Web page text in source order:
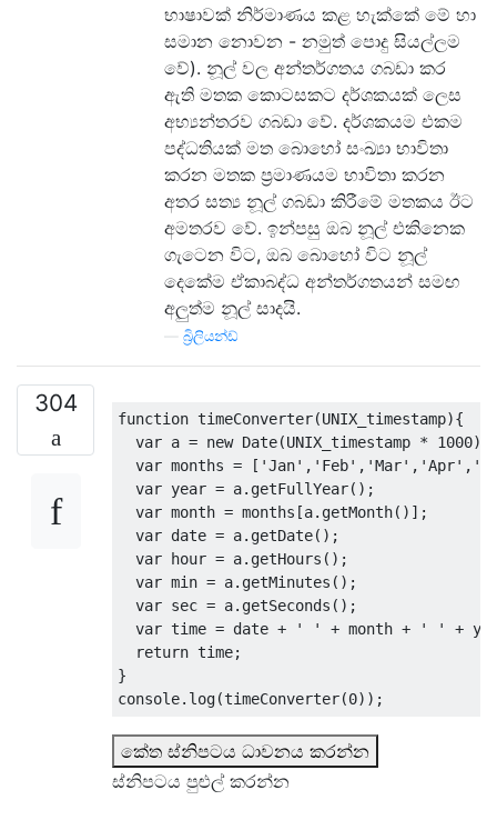
භාෂාවක් නිර්මාණය කළ හැක්කේ මේ හා
සමාන නොවන - නමුත් පොදු සියල්ලම
වේ). නූල් වල අන්තර්ගතය ගබඩා කර
ඇති මතක කොටසකට දර්ශකයක් ලෙස
අභ්‍යන්තරව ගබඩා වේ. දර්ශකයම එකම
පද්ධතියක් මත බොහෝ සංඛ්‍යා භාවිතා
කරන මතක ප්‍රමාණයම භාවිතා කරන
අතර සත්‍ය නූල් ගබඩා කිරීමේ මතකය ඊට
අමතරව වේ. ඉන්පසු ඔබ නූල් එකිනෙක
ගැටෙන විට, ඔබ බොහෝ විට නූල්
දෙකේම ඒකාබද්ධ අන්තර්ගතයන් සමඟ
අලුත්ම නූල් සාදයි.
බ්‍රිලියන්ඩ්
304
function timeConverter(UNIX_timestamp){
var a = new Date(UNIX_timestamp * 1000);
var months = [ 'Jan' , 'Feb' , 'Mar' , 'Apr' ,
var year = a. getFullYear();
var month = months [a. getMonth()];
var date = a. getDate();
var hour = a. getHours ();
var min = a. getMinutes ();
var sec = a. getSeconds ();
var time = date + ' ' + month + ' ' +
return time;
}
console. log(timeConverter(0));
කේත ස්නිපටය ධාවනය කරන්න
ස්නිපටය පුළුල් කරන්න